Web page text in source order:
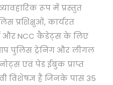
रूप में प्रस्तुत
प्रशिक्षुओं, कार्यरत
और NCC कैडेट्स के लिए
पुलिस ट्रेनिंग और लीगल
एवं पेड ईबुक प्राप्त
विशेषज्ञ हैं जिनके पास 35